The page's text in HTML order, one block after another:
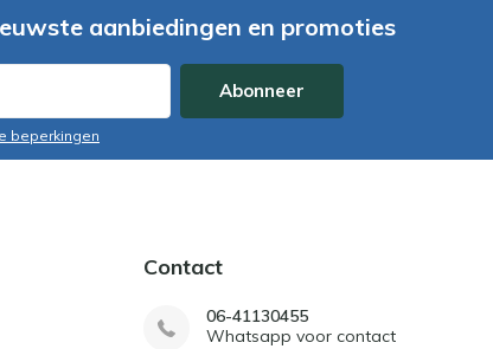
aanbiedingen en promoties
Abonneer
beperkingen
Contact
06-41130455
Whatsapp voor contact